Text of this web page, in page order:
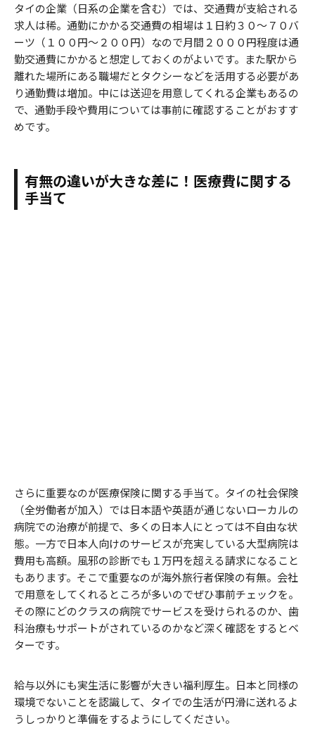
タイの企業（日系の企業を含む）では、交通費が支給される
求人は稀。通勤にかかる交通費の相場は１日約３０～７０バ
ーツ（１００円～２００円）なので月間２０００円程度は通
勤交通費にかかると想定しておくのがよいです。また駅から
離れた場所にある職場だとタクシーなどを活用する必要があ
り通勤費は増加。中には送迎を用意してくれる企業もあるの
で、通勤手段や費用については事前に確認することがおすす
めです。
有無の違いが大きな差に！医療費に関する
手当て
さらに重要なのが医療保険に関する手当て。タイの社会保険
（全労働者が加入）では日本語や英語が通じないローカルの
病院での治療が前提で、多くの日本人にとっては不自由な状
態。一方で日本人向けのサービスが充実している大型病院は
費用も高額。風邪の診断でも１万円を超える請求になること
もあります。そこで重要なのが海外旅行者保険の有無。会社
で用意をしてくれるところが多いのでぜひ事前チェックを。
その際にどのクラスの病院でサービスを受けられるのか、歯
科治療もサポートがされているのかなど深く確認をするとベ
ターです。
給与以外にも実生活に影響が大きい福利厚生。日本と同様の
環境でないことを認識して、タイでの生活が円滑に送れるよ
うしっかりと準備をするようにしてください。